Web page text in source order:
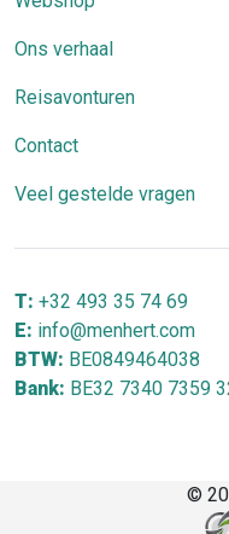
Ons verhaal
Reisavonturen
Contact
Veel gestelde vragen
T: +32 493 35 74 69
E: info@menhert.com
BTW: BE0849464038
Bank: BE32 7340 7359
©